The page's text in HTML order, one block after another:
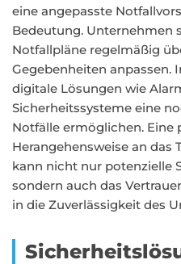
eine angepasste
Bedeutung. Unternehmen
Notfallpläne regelmäßig
Gegebenheiten anpassen.
digitale Lösungen wie
Sicherheitssysteme eine
Notfälle ermöglichen. Eine
Herangehensweise an
kann nicht nur potenzielle
sondern auch das
in die Zuverlässigkeit des